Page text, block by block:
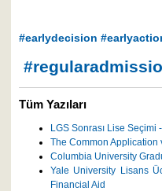
#earlydecision #
hashtag
#
Tüm Yazıları
LGS Sonrası Lise Seçimi
The Common Application
Columbia University
Yale University Lisans
Financial Aid